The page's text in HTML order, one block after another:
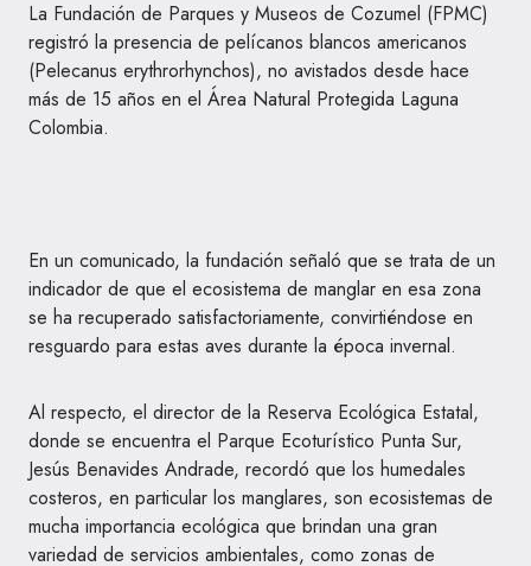
La Fundación de Parques y Museos de Cozumel (FPMC)
registró la presencia de pelícanos blancos americanos
(Pelecanus erythrorhynchos), no avistados desde hace
más de 15 años en el Área Natural Protegida Laguna
Colombia.
En un comunicado, la fundación señaló que se trata de un
indicador de que el ecosistema de manglar en esa zona
se ha recuperado satisfactoriamente, convirtiéndose en
resguardo para estas aves durante la época invernal.
Al respecto, el director de la Reserva Ecológica Estatal,
donde se encuentra el Parque Ecoturístico Punta Sur,
Jesús Benavides Andrade, recordó que los humedales
costeros, en particular los manglares, son ecosistemas de
mucha importancia ecológica que brindan una gran
variedad de servicios ambientales, como zonas de